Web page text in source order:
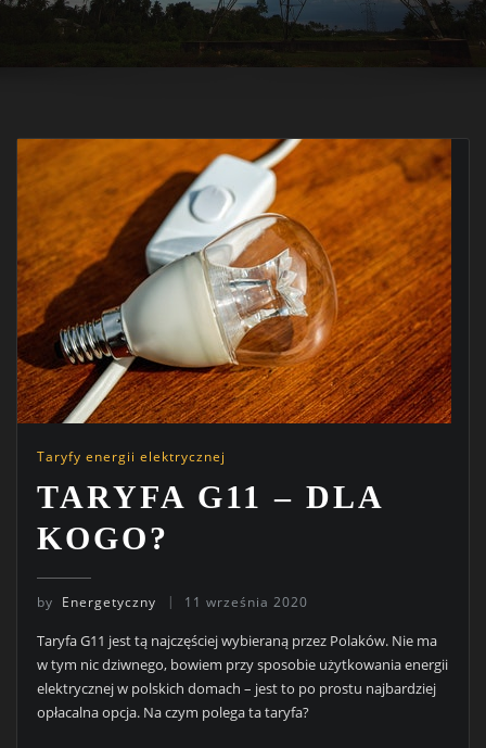
Taryfy energii elektrycznej
TARYFA G11 – DLA
KOGO?
by Energetyczny 11 września 2020
Taryfa G11 jest tą najczęściej wybieraną przez Polaków. Nie ma
w tym nic dziwnego, bowiem przy sposobie użytkowania energii
elektrycznej w polskich domach – jest to po prostu najbardziej
opłacalna opcja. Na czym polega ta taryfa?